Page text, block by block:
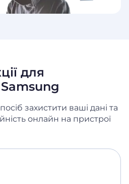
для
захистити ваші дані та
онлайн на пристрої